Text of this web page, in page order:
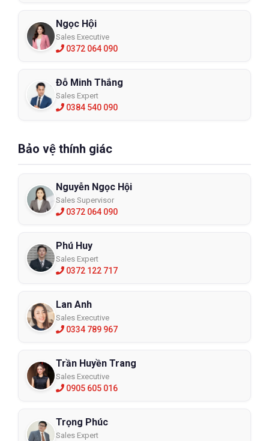
Ngọc Hội
Sales Executive
0372 064 090
Đỗ Minh Thắng
Sales Expert
0384 540 090
Bảo vệ thính giác
Nguyễn Ngọc Hội
Sales Supervisor
0372 064 090
Phú Huy
Sales Expert
0372 122 717
Lan Anh
Sales Executive
0334 789 967
Trần Huyền Trang
Sales Executive
0905 605 016
Trọng Phúc
Sales Expert